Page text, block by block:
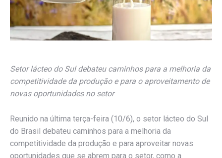
Setor lácteo do Sul debateu caminhos para a melhoria da
competitividade da produção e para o aproveitamento de
novas oportunidades no setor
Reunido na última terça-feira (10/6), o setor lácteo do Sul
do Brasil debateu caminhos para a melhoria da
competitividade da produção e para aproveitar novas
oportunidades que se abrem para o setor, como a